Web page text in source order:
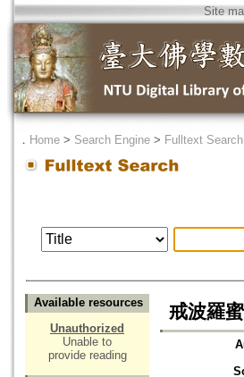
Site
． Home > Search Engine > Fulltext Search
Available resources
Unauthorized
Unable to
provide reading
戒波羅